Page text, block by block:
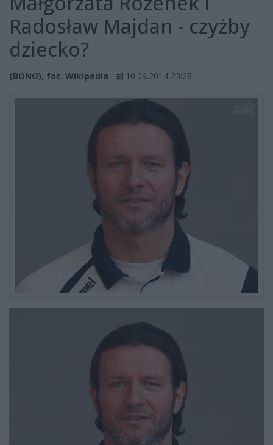
Radosław Majdan - czyżby
dziecko?
(BONO), fot. Wikipedia 10.09.2014 23:28